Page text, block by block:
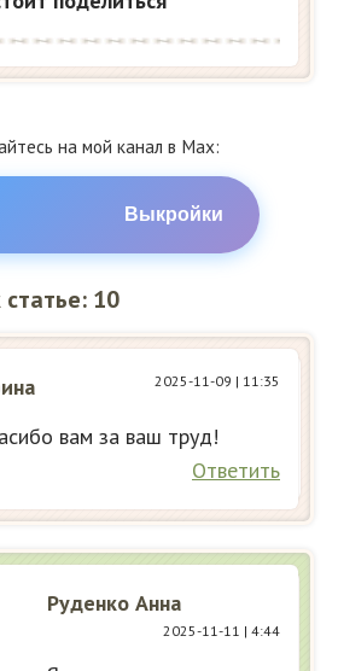
на мой канал в Max:
Выкройки
10
2025-11-09 | 11:35
вам за ваш труд!
Ответить
Руденко Анна
2025-11-11 | 4:44